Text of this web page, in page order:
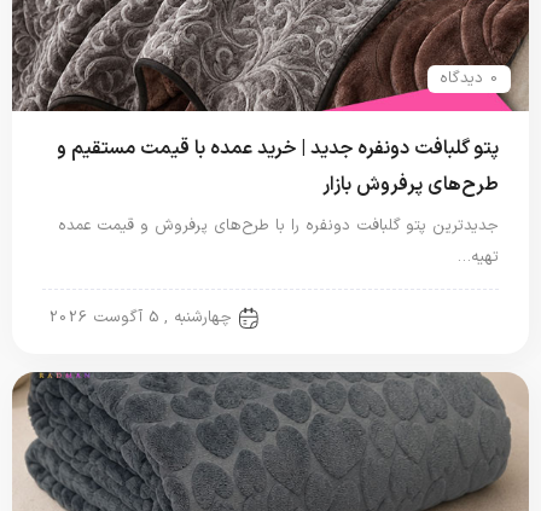
0 دیدگاه
پتو گلبافت دونفره جدید | خرید عمده با قیمت مستقیم و
طرح‌های پرفروش بازار
جدیدترین پتو گلبافت دونفره را با طرح‌های پرفروش و قیمت عمده
تهیه…
چهارشنبه , 5 آگوست 2026